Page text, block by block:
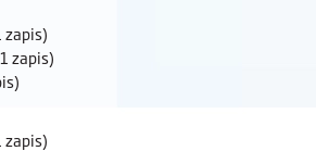
zapis)
zapis)
zapis)